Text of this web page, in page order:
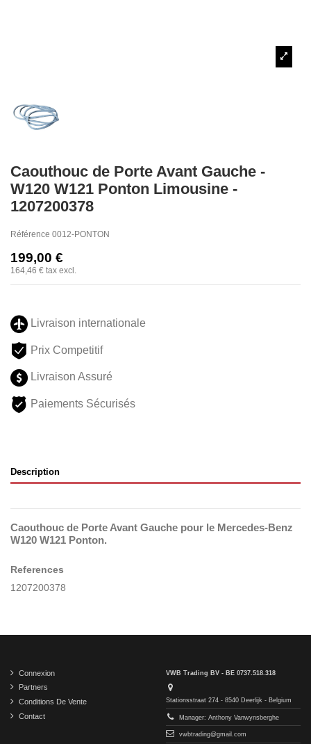
Caouthouc de Porte Avant Gauche -
W120 W121 Ponton Limousine -
1207200378
Référence 0012-PONTON
199,00 €
164,46 € tax excl.
Livraison internationale
Prix Competitif
Livraison Assuré
Paiements Sécurisés
Description
Caouthouc de Porte Avant Gauche pour le Mercedes-Benz
W120 W121 Ponton.
References
1207200378
Connexion
Partners
Conditions De Vente
Contact
VWB Trading BV - BE 0737.518.318
Stationsstraat 274 - 8540 Deerlijk - Belgium
Manager: Anthony Vanwynsberghe
vwbtrading@gmail.com